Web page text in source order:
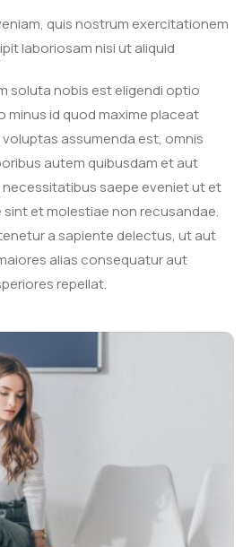
quis nostrum exercitationem
laboriosam nisi ut aliquid
soluta nobis est eligendi optio
minus id quod maxime placeat
assumenda est, omnis
autem quibusdam et aut
saepe eveniet ut et
et molestiae non recusandae.
a sapiente delectus, ut aut
alias consequatur aut
repellat.